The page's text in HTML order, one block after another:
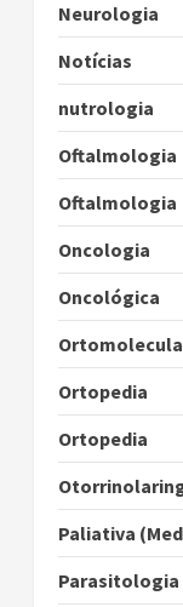
Neurologia
Notícias
nutrologia
Oftalmologia
Oftalmologia
Oncologia
Oncológica
Ortopedia
Ortopedia
Paliativa
Parasitologia